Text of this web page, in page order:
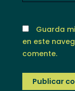
Guarda
en este
comente.